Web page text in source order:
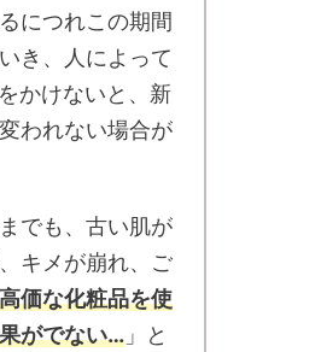
につれこの期間
き、人によって
かけないと、新
われない場合が
でも、古い肌が
キメが崩れ、ご
価な化粧品を使
がでない… 」と